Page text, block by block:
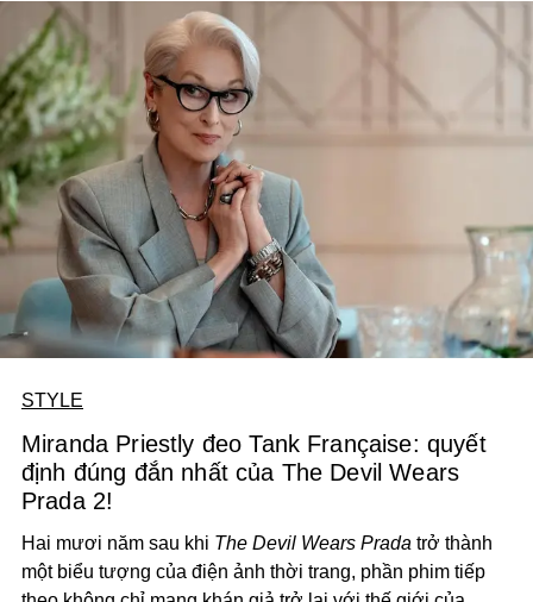
STYLE
Miranda Priestly đeo Tank Française: quyết
định đúng đắn nhất của The Devil Wears
Prada 2!
Hai mươi năm sau khi The Devil Wears Prada trở thành
một biểu tượng của điện ảnh thời trang, phần phim tiếp